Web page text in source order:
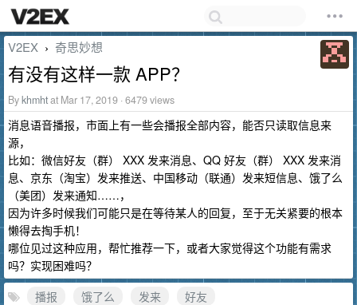
V2EX › 奇思妙想
有没有这样一款 APP？
Bykhmhtat Mar 17, 2019 · 6479 views
消息语音播报，市面上有一些会播报全部内容，能否只读取信息来
源，
比如：微信好友（群） XXX 发来消息、QQ 好友（群） XXX 发来消
息、京东（淘宝）发来推送、中国移动（联通）发来短信息、饿了么
（美团）发来通知……，
因为许多时候我们可能只是在等待某人的回复，至于无关紧要的根本
懒得去掏手机！
哪位见过这种应用，帮忙推荐一下，或者大家觉得这个功能有需求
吗？实现困难吗？
播报
饿了么 发来
好友